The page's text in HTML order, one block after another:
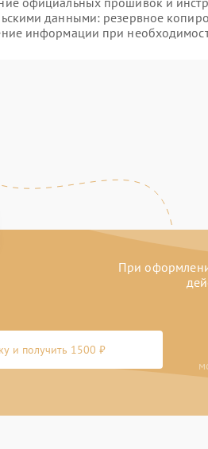
данными: резервное
информации при
При
и получить 1500 ₽